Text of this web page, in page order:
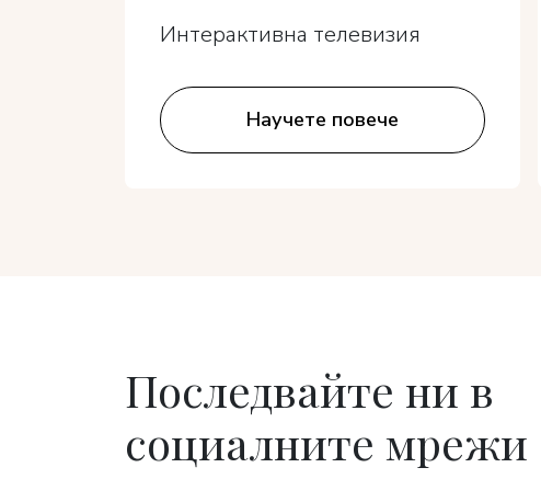
Интерактивна телевизия
Научете повече
Последвайте ни в
социалните мрежи